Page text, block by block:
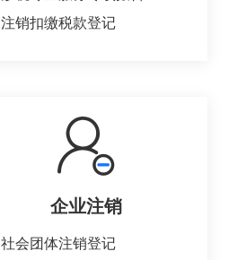
注销扣缴税款登记
企业注销
社会团体注销登记